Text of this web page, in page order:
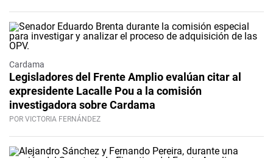
Cardama
Legisladores del Frente Amplio evalúan citar al
expresidente Lacalle Pou a la comisión
investigadora sobre Cardama
POR VICTORIA FERNÁNDEZ